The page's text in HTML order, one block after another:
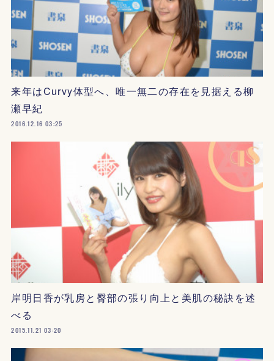
来年はCurvy体型へ、唯一無二の存在を見据える柳
瀬早紀
2016.12.16 03:25
岸明日香が乳房と臀部の張り向上と美肌の秘訣を述
べる
2015.11.21 03:20